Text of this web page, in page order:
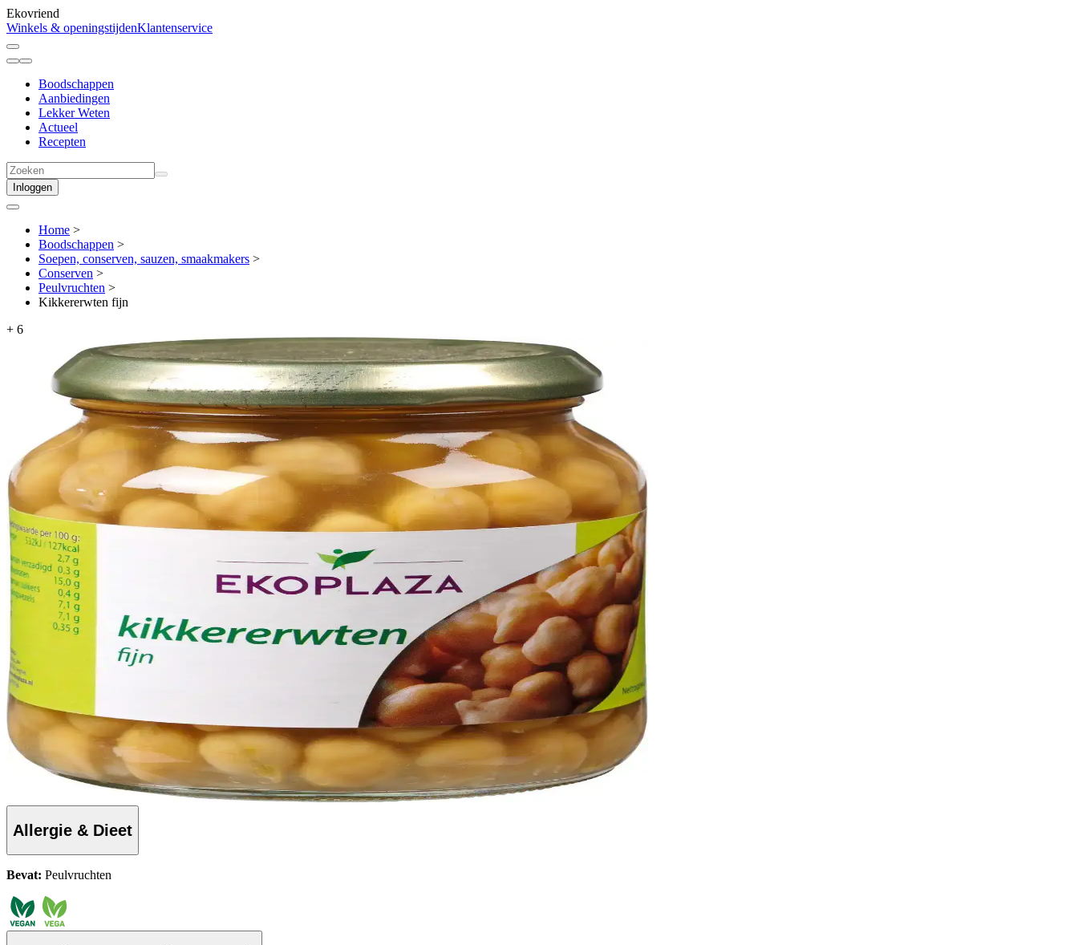
Ekovriend
Winkels & openingstijdenKlantenservice
Boodschappen
Aanbiedingen
Lekker Weten
Actueel
Recepten
Inloggen
Home >
Boodschappen >
Soepen, conserven, sauzen, smaakmakers >
Conserven >
Peulvruchten >
Kikkererwten fijn
+ 6
Allergie & Dieet
Bevat: Peulvruchten